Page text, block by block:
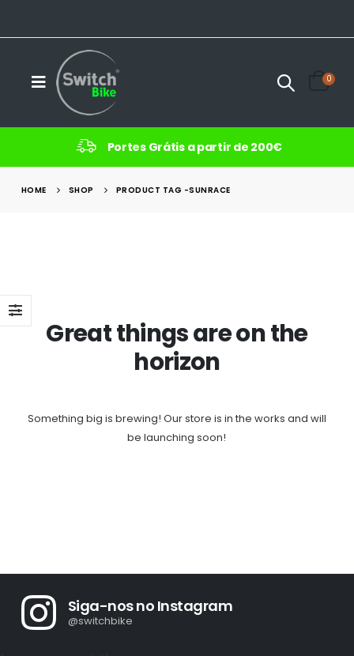
0
Portes Grátis a partir de 200€
HOME SHOP PRODUCT TAG -SUNRACE
Great things are on the
horizon
Something big is brewing! Our store is in the works and will
be launching soon!
Siga-nos no Instagram
@switchbike